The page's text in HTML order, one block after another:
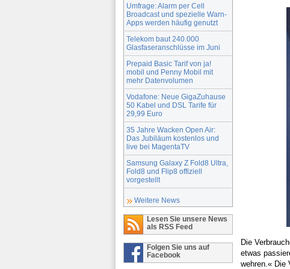
Umfrage: Alarm per Cell
Broadcast und spezielle Warn-
Apps werden häufig genutzt
Telekom baut 240.000
Glasfaseranschlüsse im Juni
Prepaid Basic Tarif von ja!
mobil und Penny Mobil mit
mehr Datenvolumen
Vodafone: Neue GigaZuhause
50 Kabel und DSL Tarife für
29,99 Euro
35 Jahre Wacken Open Air:
Das Jubiläum kostenlos und
live bei MagentaTV
Samsung Galaxy Z Fold8 Ultra,
Fold8 und Flip8 offiziell
vorgestellt
Weitere News
Lesen Sie unsere News
als RSS Feed
Folgen Sie uns auf
Facebook
Die
etwas
wehren.« Die